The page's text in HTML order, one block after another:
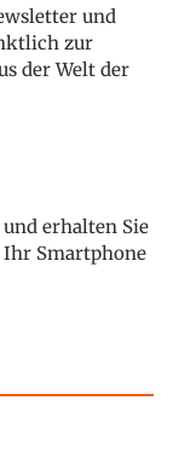
und
zur
der Welt der
erhalten Sie
Smartphone